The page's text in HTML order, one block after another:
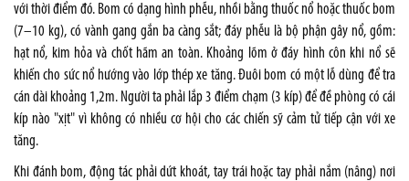
với thời điểm đó. Bom có dạng hình phễu, nhồi bằng thuốc nổ hoặc thuốc bom
(7–10 kg), có vành gang gắn ba càng sắt; đáy phễu là bộ phận gây nổ, gồm:
hạt nổ, kim hỏa và chốt hãm an toàn. Khoảng lõm ở đáy hình côn khi nổ sẽ
khiến cho sức nổ hướng vào lớp thép xe tăng. Đuôi bom có một lỗ dùng để tra
cán dài khoảng 1,2m. Người ta phải lắp 3 điểm chạm (3 kíp) để đề phòng có cái
kíp nào "xịt" vì không có nhiều cơ hội cho các chiến sỹ cảm tử tiếp cận với xe
tăng.
Khi đánh bom, động tác phải dứt khoát, tay trái hoặc tay phải nắm (nâng) nơi